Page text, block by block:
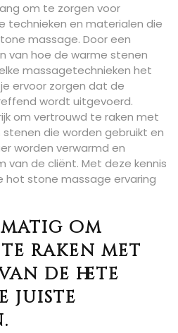
om te zorgen voor
technieken en materialen die
massage. Door een
van hoe de warme stenen
massagetechnieken het
ervoor zorgen dat de
wordt uitgevoerd.
om vertrouwd te raken met
die worden gebruikt en
worden verwarmd en
de cliënt. Met deze kennis
hot stone massage ervaring
om
raken met
de hete
juiste